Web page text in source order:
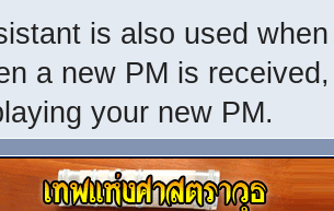
is also used
a new PM is
your new PM.